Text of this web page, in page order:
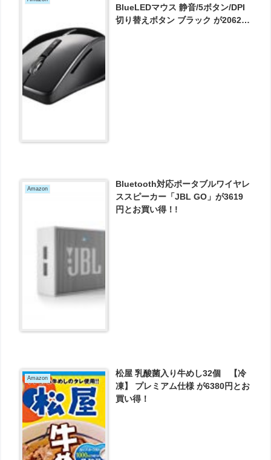
BlueLEDマウス 静音/5ボタン/DPI
切り替えボタン ブラック が2062円
Amazon
Bluetooth対応ポータブルワイヤレ
ススピーカー「JBL GO」が3619
円とお買い得！!
Amazon
松屋 乳酸菌入り牛めし32個 【冷
凍】 プレミアム仕様 が6380円とお
買い得！